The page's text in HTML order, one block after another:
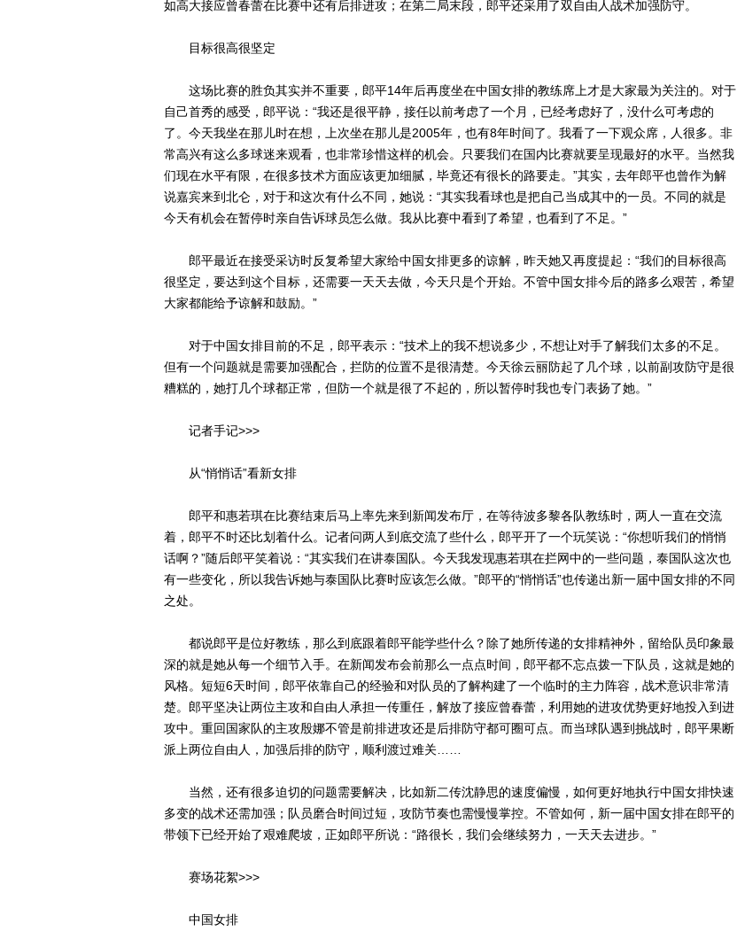
如高大接应曾春蕾在比赛中还有后排进攻；在第二局末段，郎平还采用了双自由人战术加强防守。
目标很高很坚定
这场比赛的胜负其实并不重要，郎平14年后再度坐在中国女排的教练席上才是大家最为关注的。对于
自己首秀的感受，郎平说：“我还是很平静，接任以前考虑了一个月，已经考虑好了，没什么可考虑的
了。今天我坐在那儿时在想，上次坐在那儿是2005年，也有8年时间了。我看了一下观众席，人很多。非
常高兴有这么多球迷来观看，也非常珍惜这样的机会。只要我们在国内比赛就要呈现最好的水平。当然我
们现在水平有限，在很多技术方面应该更加细腻，毕竟还有很长的路要走。”其实，去年郎平也曾作为解
说嘉宾来到北仑，对于和这次有什么不同，她说：“其实我看球也是把自己当成其中的一员。不同的就是
今天有机会在暂停时亲自告诉球员怎么做。我从比赛中看到了希望，也看到了不足。”
郎平最近在接受采访时反复希望大家给中国女排更多的谅解，昨天她又再度提起：“我们的目标很高
很坚定，要达到这个目标，还需要一天天去做，今天只是个开始。不管中国女排今后的路多么艰苦，希望
大家都能给予谅解和鼓励。”
对于中国女排目前的不足，郎平表示：“技术上的我不想说多少，不想让对手了解我们太多的不足。
但有一个问题就是需要加强配合，拦防的位置不是很清楚。今天徐云丽防起了几个球，以前副攻防守是很
糟糕的，她打几个球都正常，但防一个就是很了不起的，所以暂停时我也专门表扬了她。”
记者手记>>>
从“悄悄话”看新女排
郎平和惠若琪在比赛结束后马上率先来到新闻发布厅，在等待波多黎各队教练时，两人一直在交流
着，郎平不时还比划着什么。记者问两人到底交流了些什么，郎平开了一个玩笑说：“你想听我们的悄悄
话啊？”随后郎平笑着说：“其实我们在讲泰国队。今天我发现惠若琪在拦网中的一些问题，泰国队这次也
有一些变化，所以我告诉她与泰国队比赛时应该怎么做。”郎平的“悄悄话”也传递出新一届中国女排的不同
之处。
都说郎平是位好教练，那么到底跟着郎平能学些什么？除了她所传递的女排精神外，留给队员印象最
深的就是她从每一个细节入手。在新闻发布会前那么一点点时间，郎平都不忘点拨一下队员，这就是她的
风格。短短6天时间，郎平依靠自己的经验和对队员的了解构建了一个临时的主力阵容，战术意识非常清
楚。郎平坚决让两位主攻和自由人承担一传重任，解放了接应曾春蕾，利用她的进攻优势更好地投入到进
攻中。重回国家队的主攻殷娜不管是前排进攻还是后排防守都可圈可点。而当球队遇到挑战时，郎平果断
派上两位自由人，加强后排的防守，顺利渡过难关……
当然，还有很多迫切的问题需要解决，比如新二传沈静思的速度偏慢，如何更好地执行中国女排快速
多变的战术还需加强；队员磨合时间过短，攻防节奏也需慢慢掌控。不管如何，新一届中国女排在郎平的
带领下已经开始了艰难爬坡，正如郎平所说：“路很长，我们会继续努力，一天天去进步。”
赛场花絮>>>
中国女排